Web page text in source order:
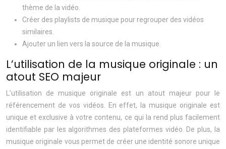
thème de la vidéo.
Créer des playlists de musique pour regrouper des vidéos
similaires.
Ajouter un lien vers la source de la musique.
L’utilisation de la musique originale : un
atout SEO majeur
L’utilisation de musique originale est un atout majeur pour le
référencement de vos vidéos. En effet, la musique originale est
unique et exclusive à votre contenu, ce qui la rend plus facilement
identifiable par les algorithmes des plateformes vidéo. De plus, la
musique originale vous permet de créer une identité sonore unique